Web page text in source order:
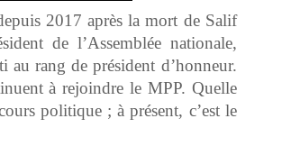
2017 après la mort de Salif
de l’Assemblée nationale,
au rang de président d’honneur.
à rejoindre le MPP. Quelle
politique ; à présent, c’est le